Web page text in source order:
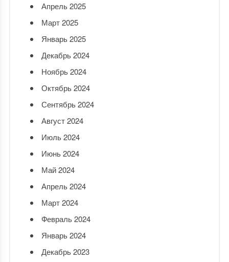
Апрель 2025
Март 2025
Январь 2025
Декабрь 2024
Ноябрь 2024
Октябрь 2024
Сентябрь 2024
Август 2024
Июль 2024
Июнь 2024
Май 2024
Апрель 2024
Март 2024
Февраль 2024
Январь 2024
Декабрь 2023